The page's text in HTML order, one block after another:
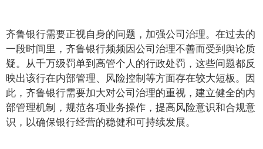
齐鲁银行需要正视自身的问题，加强公司治理。在过去的
一段时间里，齐鲁银行频频因公司治理不善而受到舆论质
疑。从千万级罚单到高管个人的行政处罚，这些问题都反
映出该行在内部管理、风险控制等方面存在较大短板。因
此，齐鲁银行需要加大对公司治理的重视，建立健全的内
部管理机制，规范各项业务操作，提高风险意识和合规意
识，以确保银行经营的稳健和可持续发展。